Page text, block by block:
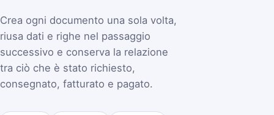
Crea ogni documento una sola volta,
riusa dati e righe nel passaggio
successivo e conserva la relazione
tra ciò che è stato richiesto,
consegnato, fatturato e pagato.